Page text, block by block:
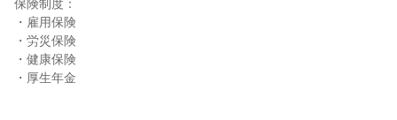
保険制度：
・雇用保険
・労災保険
・健康保険
・厚生年金